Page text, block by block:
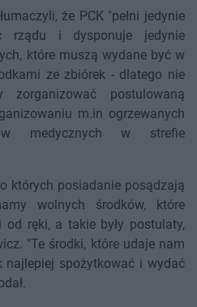
że PCK "pełni jedynie
rządu i dysponuje jedynie
które muszą wydane być w
ze zbiórek - dlatego nie
zorganizować postulowaną
m.in ogrzewanych
medycznych w strefie
których posiadanie posądzają
wolnych środków, które
ręki, a takie były postulaty,
"Te środki, które udaje nam
najlepiej spożytkować i wydać